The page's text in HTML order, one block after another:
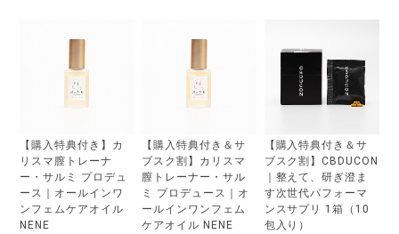
【購入特典付き】カ
リスマ膣トレーナ
ー・サルミ プロデュ
ース｜オールインワ
ンフェムケアオイル
NENE
【購入特典付き＆サ
ブスク割】カリスマ
膣トレーナー・サル
ミ プロデュース｜オ
ールインワンフェム
ケアオイル NENE
【購入特典付き＆サ
ブスク割】CBDUCON
｜整えて、研ぎ澄ま
す次世代パフォーマ
ンスサプリ 1箱（10
包入り）